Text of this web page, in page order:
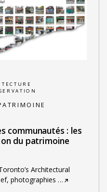
communautés : les
du patrimoine
Architectural
photographies …